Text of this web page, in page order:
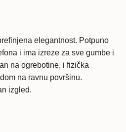
elegantnost. Potpuno
i ima izreze za sve gumbe i
na ogrebotine, i fizička
na ravnu površinu.
izgled.